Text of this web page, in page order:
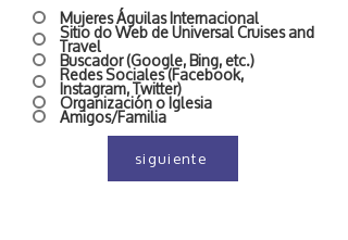
Mujeres Águilas Internacional
Sitio do Web de Universal Cruises and
Travel
Buscador (Google, Bing, etc.)
Redes Sociales (Facebook,
Instagram, Twitter)
Organización o Iglesia
Amigos/Familia
siguiente